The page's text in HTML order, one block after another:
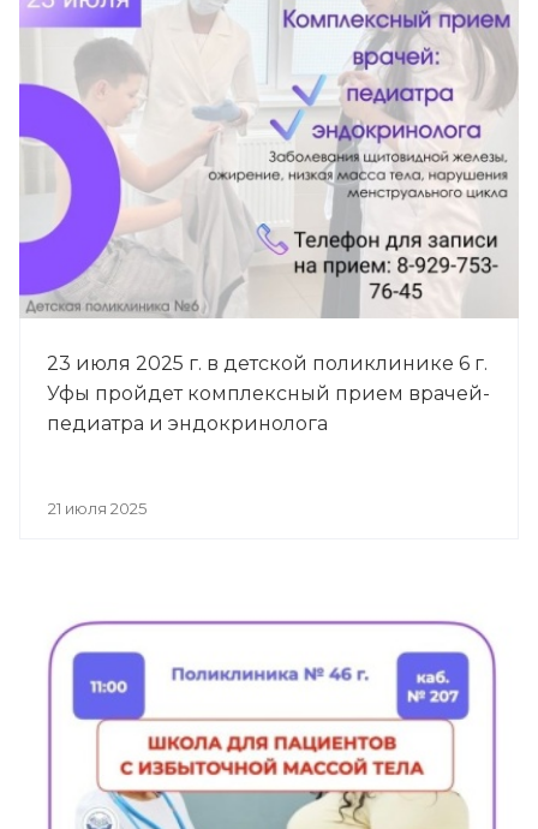
23 июля 2025 г. в детской поликлинике 6 г.
Уфы пройдет комплексный прием врачей-
педиатра и эндокринолога
21 июля 2025